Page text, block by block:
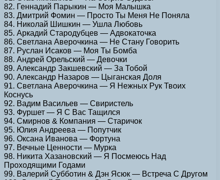
82. Геннадий Парыкин — Моя Малышка
83. Дмитрий Фомин — Просто Ты Меня Не Поняла
84. Николай Шишкин — Ушла Любовь
85. Аркадий Стародубцев — Адвокаточка
86. Светлана Аверочкина — Не Стану Говорить
87. Руслан Исаков — Моя Ты Бомба
88. Андрей Орельский — Девочки
89. Александр Закшевский — За Тобой
90. Александр Назаров — Цыганская Доля
91. Светлана Аверочкина — Я Нежных Рук Твоих
Коснусь
92. Вадим Васильев — Свиристель
93. Фуршет — Я С Вас Тащился
94. Смирнов & Компания — Старичок
95. Юлия Андреева — Попутчик
96. Оксана Иванова — Фортуна
97. Вечные Ценности — Мурка
98. Никита Хазановский — Я Посмеюсь Над
Проходящими Годами
99. Валерий Субботин & Дэн Ясюк — Встреча С Другом